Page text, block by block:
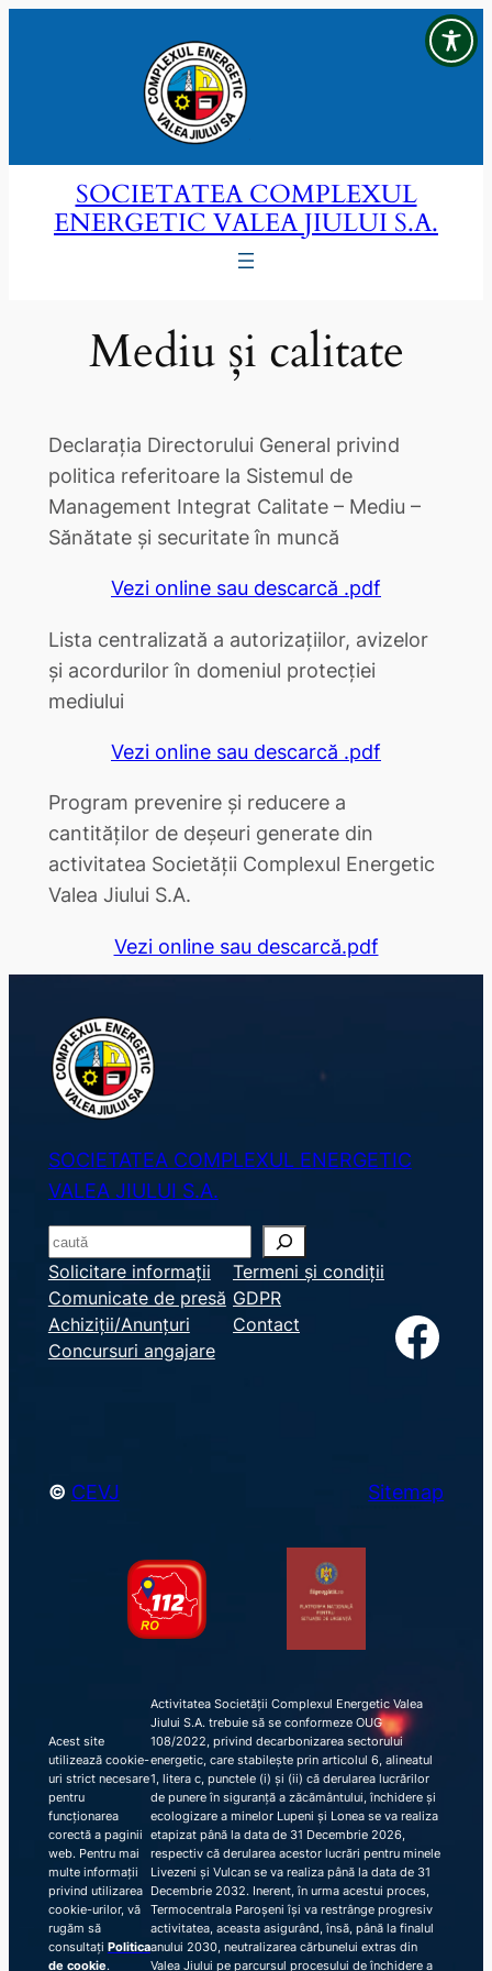
SOCIETATEA COMPLEXUL
ENERGETIC VALEA JIULUI S.A.
Mediu și calitate
Declaraţia Directorului General privind
politica referitoare la Sistemul de
Management Integrat Calitate – Mediu –
Sănătate şi securitate în muncă
Vezi online sau descarcă .pdf
Lista centralizată a autorizațiilor, avizelor
și acordurilor în domeniul protecției
mediului
Vezi online sau descarcă .pdf
Program prevenire și reducere a
cantităților de deșeuri generate din
activitatea Societății Complexul Energetic
Valea Jiului S.A.
Vezi online sau descarcă.pdf
SOCIETATEA COMPLEXUL ENERGETIC
VALEA JIULUI S.A.
S
e
a
r
c
Solicitare informații
Comunicate de presă
Achiziții/Anunțuri
Concursuri angajare
Termeni și condiții
GDPR
Contact
Facebook
© CEVJ Sitemap
Acest site
utilizează cookie-
uri strict necesare
pentru
funcționarea
corectă a paginii
web. Pentru mai
multe informații
privind utilizarea
cookie-urilor, vă
rugăm să
consultați Politica
de cookie.
Activitatea Societății Complexul Energetic Valea
Jiului S.A. trebuie să se conformeze OUG
108/2022, privind decarbonizarea sectorului
energetic, care stabilește prin articolul 6, alineatul
1, litera c, punctele (i) și (ii) că derularea lucrărilor
de punere în siguranță a zăcământului, închidere și
ecologizare a minelor Lupeni și Lonea se va realiza
etapizat până la data de 31 Decembrie 2026,
respectiv că derularea acestor lucrări pentru minele
Livezeni și Vulcan se va realiza până la data de 31
Decembrie 2032. Inerent, în urma acestui proces,
Termocentrala Paroșeni își va restrânge progresiv
activitatea, aceasta asigurând, însă, până la finalul
anului 2030, neutralizarea cărbunelui extras din
Valea Jiului pe parcursul procesului de închidere a